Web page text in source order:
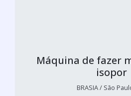
Máquina de fazer
isopor
BRASIA / São